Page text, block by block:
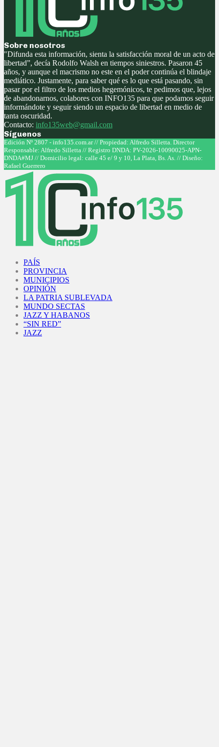
Sobre nosotros
"Difunda esta información, sienta la satisfacción moral de un acto de
libertad”, decía Rodolfo Walsh en tiempos siniestros. Pasaron 45
años, y aunque el macrismo no este en el poder continúa el blindaje
mediático. Justamente, para saber qué es lo que está pasando, sin
pasar por el filtro de los medios hegemónicos, te pedimos que, lejos
de abandonarnos, colabores con INFO135 para que podamos seguir
informándote y seguir siendo un espacio de libertad en medio de
tanta oscuridad.
Contacto: info135web@gmail.com
Síguenos
Facebook
Twitter
Instagram
Youtube
Edición Nº 2807 - info135.com.ar // Propiedad: Alfredo Silletta. Director
Responsable: Alfredo Silletta // Registro DNDA: PV-2026-10090025-APN-
DNDA#MJ // Domicilio legal: calle 45 e/ 9 y 10, La Plata, Bs. As. // Diseño:
Rafael Guerrero
PAÍS
PROVINCIA
MUNICIPIOS
OPINIÓN
LA PATRIA SUBLEVADA
MUNDO SECTAS
JAZZ Y HABANOS
“SIN RED”
JAZZ